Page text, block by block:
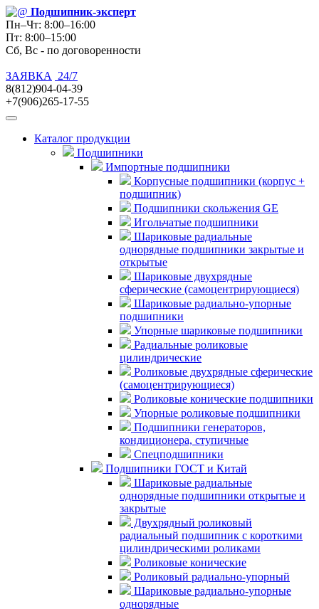
Подшипник-эксперт
Пн–Чт: 8:00–16:00
Пт: 8:00–15:00
Сб, Вс - по договоренности
ЗАЯВКА
24/7
8(812)904-04-39
+7(906)265-17-55
Каталог продукции
Подшипники
Импортные подшипники
Корпусные подшипники (корпус +
подшипник)
Подшипники скольжения GE
Игольчатые подшипники
Шариковые радиальные
однорядные подшипники закрытые и
открытые
Шариковые двухрядные
сферические (самоцентрирующиеся)
Шариковые радиально-упорные
подшипники
Упорные шариковые подшипники
Радиальные роликовые
цилиндрические
Роликовые двухрядные сферические
(самоцентрирующиеся)
Роликовые конические подшипники
Упорные роликовые подшипники
Подшипники генераторов,
кондиционера, ступичные
Спецподшипники
Подшипники ГОСТ и Китай
Шариковые радиальные
однорядные подшипники открытые и
закрытые
Двухрядный роликовый
радиальный подшипник с короткими
цилиндрическими роликами
Роликовые конические
Роликовый радиально-упорный
Шариковые радиально-упорные
однорядные